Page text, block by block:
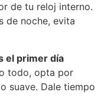
de tu reloj interno.
de noche, evita
el primer día
todo, opta por
suave. Dale tiempo